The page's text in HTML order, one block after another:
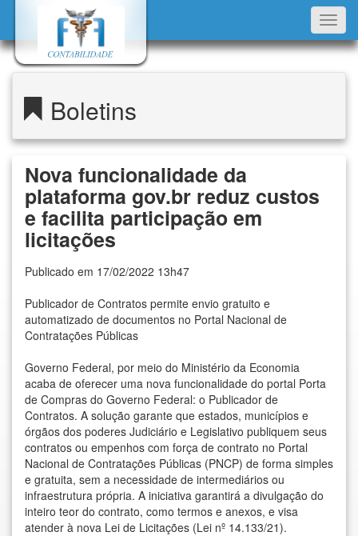
Boletins
Nova funcionalidade da
plataforma gov.br reduz custos
e facilita participação em
licitações
Publicado em 17/02/2022 13h47
Publicador de Contratos permite envio gratuito e
automatizado de documentos no Portal Nacional de
Contratações Públicas
Governo Federal, por meio do Ministério da Economia
acaba de oferecer uma nova funcionalidade do portal Porta
de Compras do Governo Federal: o Publicador de
Contratos. A solução garante que estados, municípios e
órgãos dos poderes Judiciário e Legislativo publiquem seus
contratos ou empenhos com força de contrato no Portal
Nacional de Contratações Públicas (PNCP) de forma simples
e gratuita, sem a necessidade de intermediários ou
infraestrutura própria. A iniciativa garantirá a divulgação do
inteiro teor do contrato, como termos e anexos, e visa
atender à nova Lei de Licitações (Lei nº 14.133/21).